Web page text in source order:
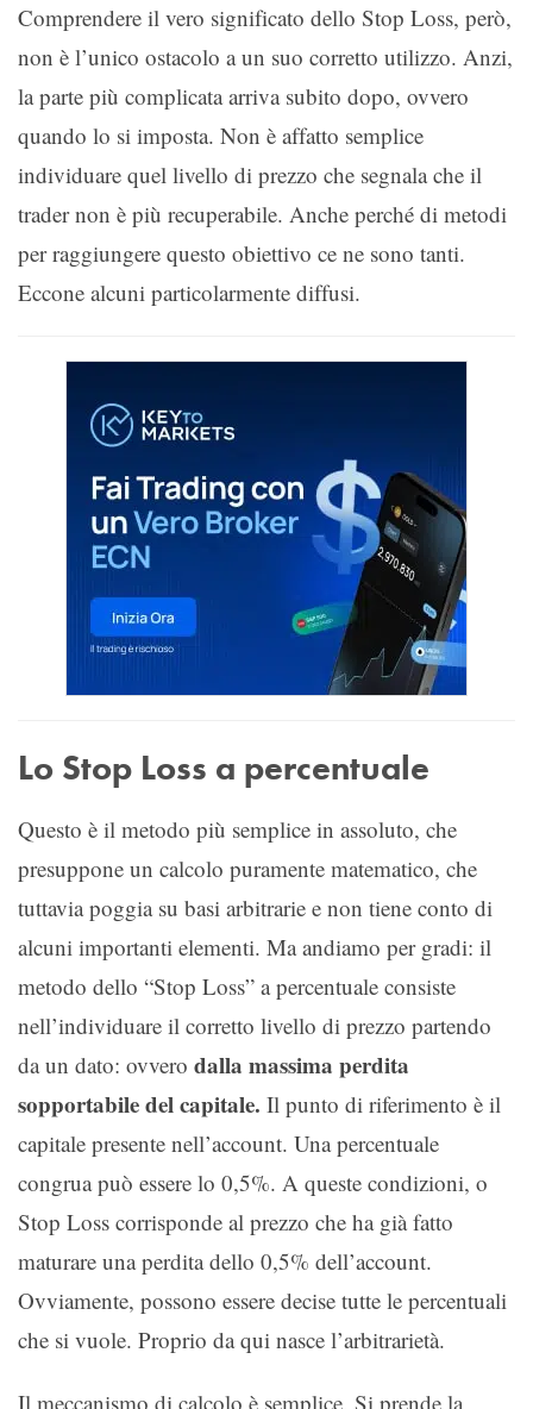
Comprendere il vero significato dello Stop Loss, però,
non è l’unico ostacolo a un suo corretto utilizzo. Anzi,
la parte più complicata arriva subito dopo, ovvero
quando lo si imposta. Non è affatto semplice
individuare quel livello di prezzo che segnala che il
trader non è più recuperabile. Anche perché di metodi
per raggiungere questo obiettivo ce ne sono tanti.
Eccone alcuni particolarmente diffusi.
Lo Stop Loss a percentuale
Questo è il metodo più semplice in assoluto, che
presuppone un calcolo puramente matematico, che
tuttavia poggia su basi arbitrarie e non tiene conto di
alcuni importanti elementi. Ma andiamo per gradi: il
metodo dello “Stop Loss” a percentuale consiste
nell’individuare il corretto livello di prezzo partendo
da un dato: ovvero dalla massima perdita
sopportabile del capitale. Il punto di riferimento è il
capitale presente nell’account. Una percentuale
congrua può essere lo 0,5%. A queste condizioni, o
Stop Loss corrisponde al prezzo che ha già fatto
maturare una perdita dello 0,5% dell’account.
Ovviamente, possono essere decise tutte le percentuali
che si vuole. Proprio da qui nasce l’arbitrarietà.
Il meccanismo di calcolo è semplice. Si prende la